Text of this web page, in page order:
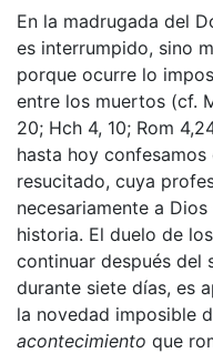
En la madrugada del
es interrumpido, sino
porque ocurre lo
entre los muertos (cf.
20; Hch 4, 10; Rom
hasta hoy
resucitado, cuya
necesariamente a
historia. El duelo de
continuar después del
durante siete días, es
la novedad imposible
acontecimiento que